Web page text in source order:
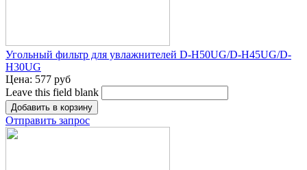
Угольный фильтр для увлажнителей D-H50UG/D-H45UG/D-
H30UG
Цена: 577 руб
Leave this field blank
Отправить запрос